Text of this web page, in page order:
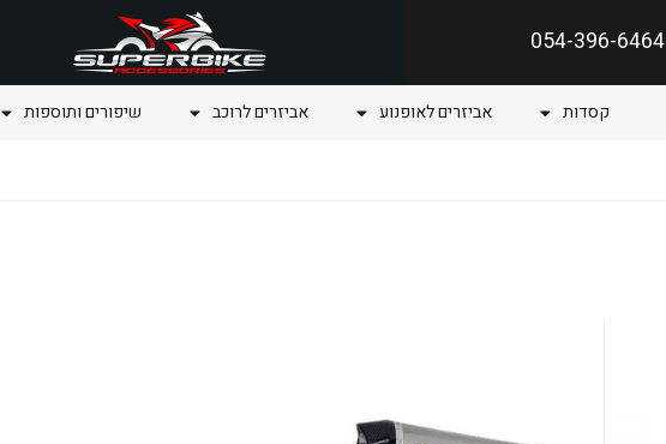
054-396-6464
קסדות אביזרים לאופנוע אביזרים לרוכב שיפורים ותוספות